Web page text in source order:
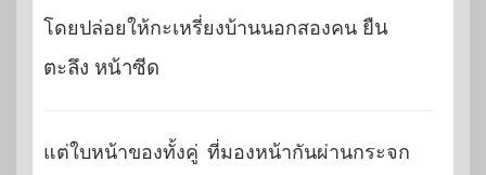
โดยปล่อยให้กะเหรี่ยงบ้านนอกสองคน ยืน
ตะลึง หน้าซีด
แต่ใบหน้าของทั้งคู่ ที่มองหน้ากันผ่านกระจก